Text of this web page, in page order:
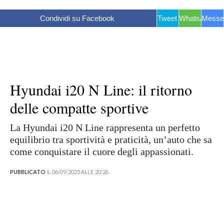
Condividi su Facebook Tweet WhatsApp
Hyundai i20 N Line: il ritorno
delle compatte sportive
La Hyundai i20 N Line rappresenta un perfetto
equilibrio tra sportività e praticità, un’auto che sa
come conquistare il cuore degli appassionati.
PUBBLICATO IL 06/09/2025 ALLE 20:26